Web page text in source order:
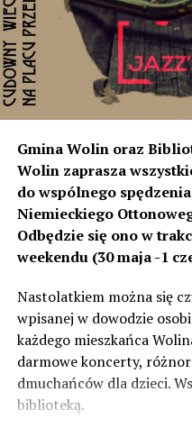
poziom dźwięku co tam.
naszych nieruchomości
w stosunku do niektórych
początku miejscowości
Jolanta Podhajska.
Przedstawiciel GDDKiA
inwestycji będzie
hałasu, jeśli decybeli
wówczas ekrany zostaną
– Jeżeli wyjdzie na to, że
zabezpieczeń. Dopóki nie
norm dopuszczalnego
zrobić. Tam są
zaznacza.
Foto: Wojciech Basałygo
Gmina Wolin oraz
Wolin zaprasza
do wspólnego
Niemieckiego
Odbędzie się ono w
weekendu (30 maja -1
Nastolatkiem można się
wpisanej w dowodzie
każdego mieszkańca
darmowe koncerty,
dmuchańców dla dzieci.
biblioteką.